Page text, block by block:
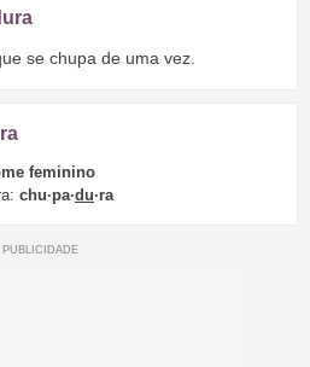
se chupa de uma vez.
feminino
chu·pa·du·ra